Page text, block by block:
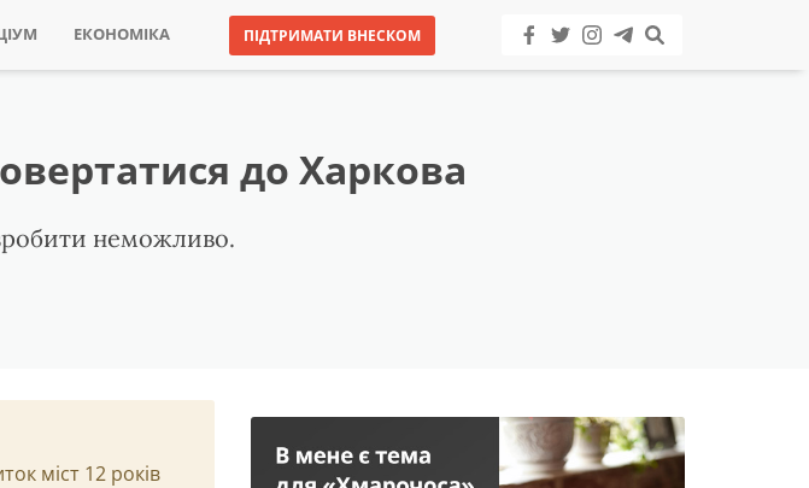
ЕКОНОМІКА ПІДТРИМАТИ ВНЕСКОМ
до Харкова
неможливо.
міст 12 років